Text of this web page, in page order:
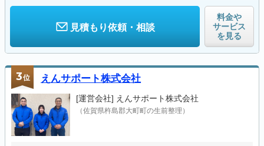
見積もり依頼・相談
料金や
サービス
を見る
3位 えんサポート株式会社
[運営会社] えんサポート株式会社
（佐賀県杵島郡大町町の生前整理）